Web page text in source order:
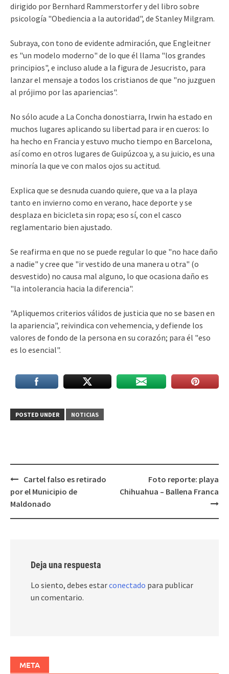
dirigido por Bernhard Rammerstorfer y del libro sobre
psicología "Obediencia a la autoridad", de Stanley Milgram.
Subraya, con tono de evidente admiración, que Engleitner
es "un modelo moderno" de lo que él llama "los grandes
principios", e incluso alude a la figura de Jesucristo, para
lanzar el mensaje a todos los cristianos de que "no juzguen
al prójimo por las apariencias".
No sólo acude a La Concha donostiarra, Irwin ha estado en
muchos lugares aplicando su libertad para ir en cueros: lo
ha hecho en Francia y estuvo mucho tiempo en Barcelona,
así como en otros lugares de Guipúzcoa y, a su juicio, es una
minoría la que ve con malos ojos su actitud.
Explica que se desnuda cuando quiere, que va a la playa
tanto en invierno como en verano, hace deporte y se
desplaza en bicicleta sin ropa; eso sí, con el casco
reglamentario bien ajustado.
Se reafirma en que no se puede regular lo que "no hace daño
a nadie" y cree que "ir vestido de una manera u otra" (o
desvestido) no causa mal alguno, lo que ocasiona daño es
"la intolerancia hacia la diferencia".
"Apliquemos criterios válidos de justicia que no se basen en
la apariencia", reivindica con vehemencia, y defiende los
valores de fondo de la persona en su corazón; para él "eso
es lo esencial".
POSTED UNDER NOTICIAS
Post
navigation
Cartel falso es retirado
por el Municipio de
Maldonado
Foto reporte: playa
Chihuahua – Ballena Franca
Deja una respuesta
Lo siento, debes estarconectado para publicar
un comentario.
META